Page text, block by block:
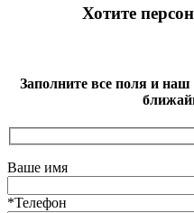
Хотите
Заполните все поля и
Ваше имя
*Телефон